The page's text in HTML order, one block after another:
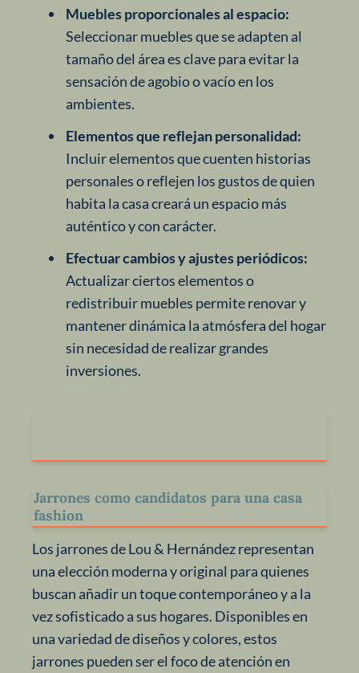
Muebles proporcionales al espacio:
Seleccionar muebles que se adapten al
tamaño del área es clave para evitar la
sensación de agobio o vacío en los
ambientes.
Elementos que reflejan personalidad:
Incluir elementos que cuenten historias
personales o reflejen los gustos de quien
habita la casa creará un espacio más
auténtico y con carácter.
Efectuar cambios y ajustes periódicos:
Actualizar ciertos elementos o
redistribuir muebles permite renovar y
mantener dinámica la atmósfera del hogar
sin necesidad de realizar grandes
inversiones.
Jarrones como candidatos para una casa
fashion
Los jarrones de Lou & Hernández representan
una elección moderna y original para quienes
buscan añadir un toque contemporáneo y a la
vez sofisticado a sus hogares. Disponibles en
una variedad de diseños y colores, estos
jarrones pueden ser el foco de atención en